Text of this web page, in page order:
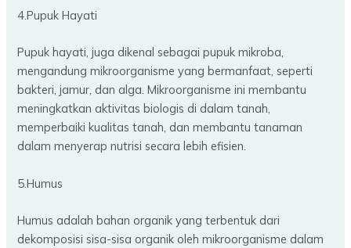
4.Pupuk Hayati
Pupuk hayati, juga dikenal sebagai pupuk mikroba,
mengandung mikroorganisme yang bermanfaat, seperti
bakteri, jamur, dan alga. Mikroorganisme ini membantu
meningkatkan aktivitas biologis di dalam tanah,
memperbaiki kualitas tanah, dan membantu tanaman
dalam menyerap nutrisi secara lebih efisien.
5.Humus
Humus adalah bahan organik yang terbentuk dari
dekomposisi sisa-sisa organik oleh mikroorganisme dalam